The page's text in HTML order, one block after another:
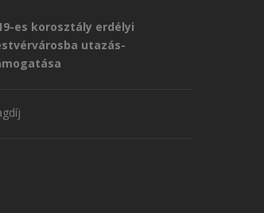
es korosztály erdélyi
utazás-